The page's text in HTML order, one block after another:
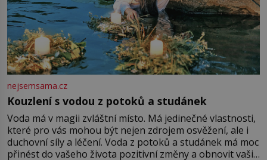
nejsemsama.cz
Kouzlení s vodou z potoků a studánek
Voda má v magii zvláštní místo. Má jedinečné vlastnosti,
které pro vás mohou být nejen zdrojem osvěžení, ale i
duchovní síly a léčení. Voda z potoků a studánek má moc
přinést do vašeho života pozitivní změny a obnovit vaši